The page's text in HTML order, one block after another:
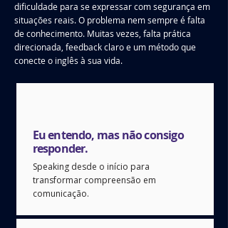
dificuldade para se expressar com segurança em
situações reais. O problema nem sempre é falta
de conhecimento. Muitas vezes, falta prática
direcionada, feedback claro e um método que
conecte o inglês à sua vida.
Eu entendo, mas não consigo
responder.
Speaking desde o início para
transformar compreensão em
comunicação.